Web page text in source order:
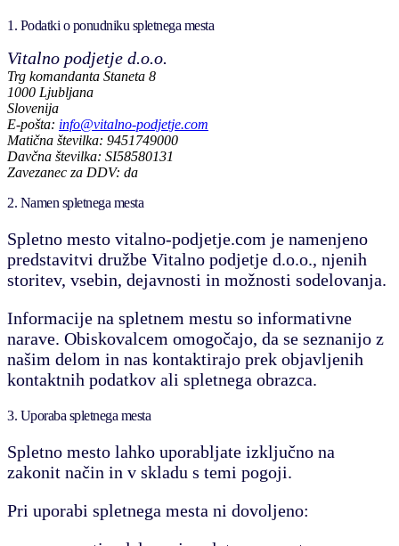
1. Podatki o ponudniku spletnega mesta
Vitalno podjetje d.o.o.
Trg komandanta Staneta 8
1000 Ljubljana
Slovenija
E-pošta: info@vitalno-podjetje.com
Matična številka: 9451749000
Davčna številka: SI58580131
Zavezanec za DDV: da
2. Namen spletnega mesta
Spletno mesto vitalno-podjetje.com je namenjeno
predstavitvi družbe Vitalno podjetje d.o.o., njenih
storitev, vsebin, dejavnosti in možnosti sodelovanja.
Informacije na spletnem mestu so informativne
narave. Obiskovalcem omogočajo, da se seznanijo z
našim delom in nas kontaktirajo prek objavljenih
kontaktnih podatkov ali spletnega obrazca.
3. Uporaba spletnega mesta
Spletno mesto lahko uporabljate izključno na
zakonit način in v skladu s temi pogoji.
Pri uporabi spletnega mesta ni dovoljeno: